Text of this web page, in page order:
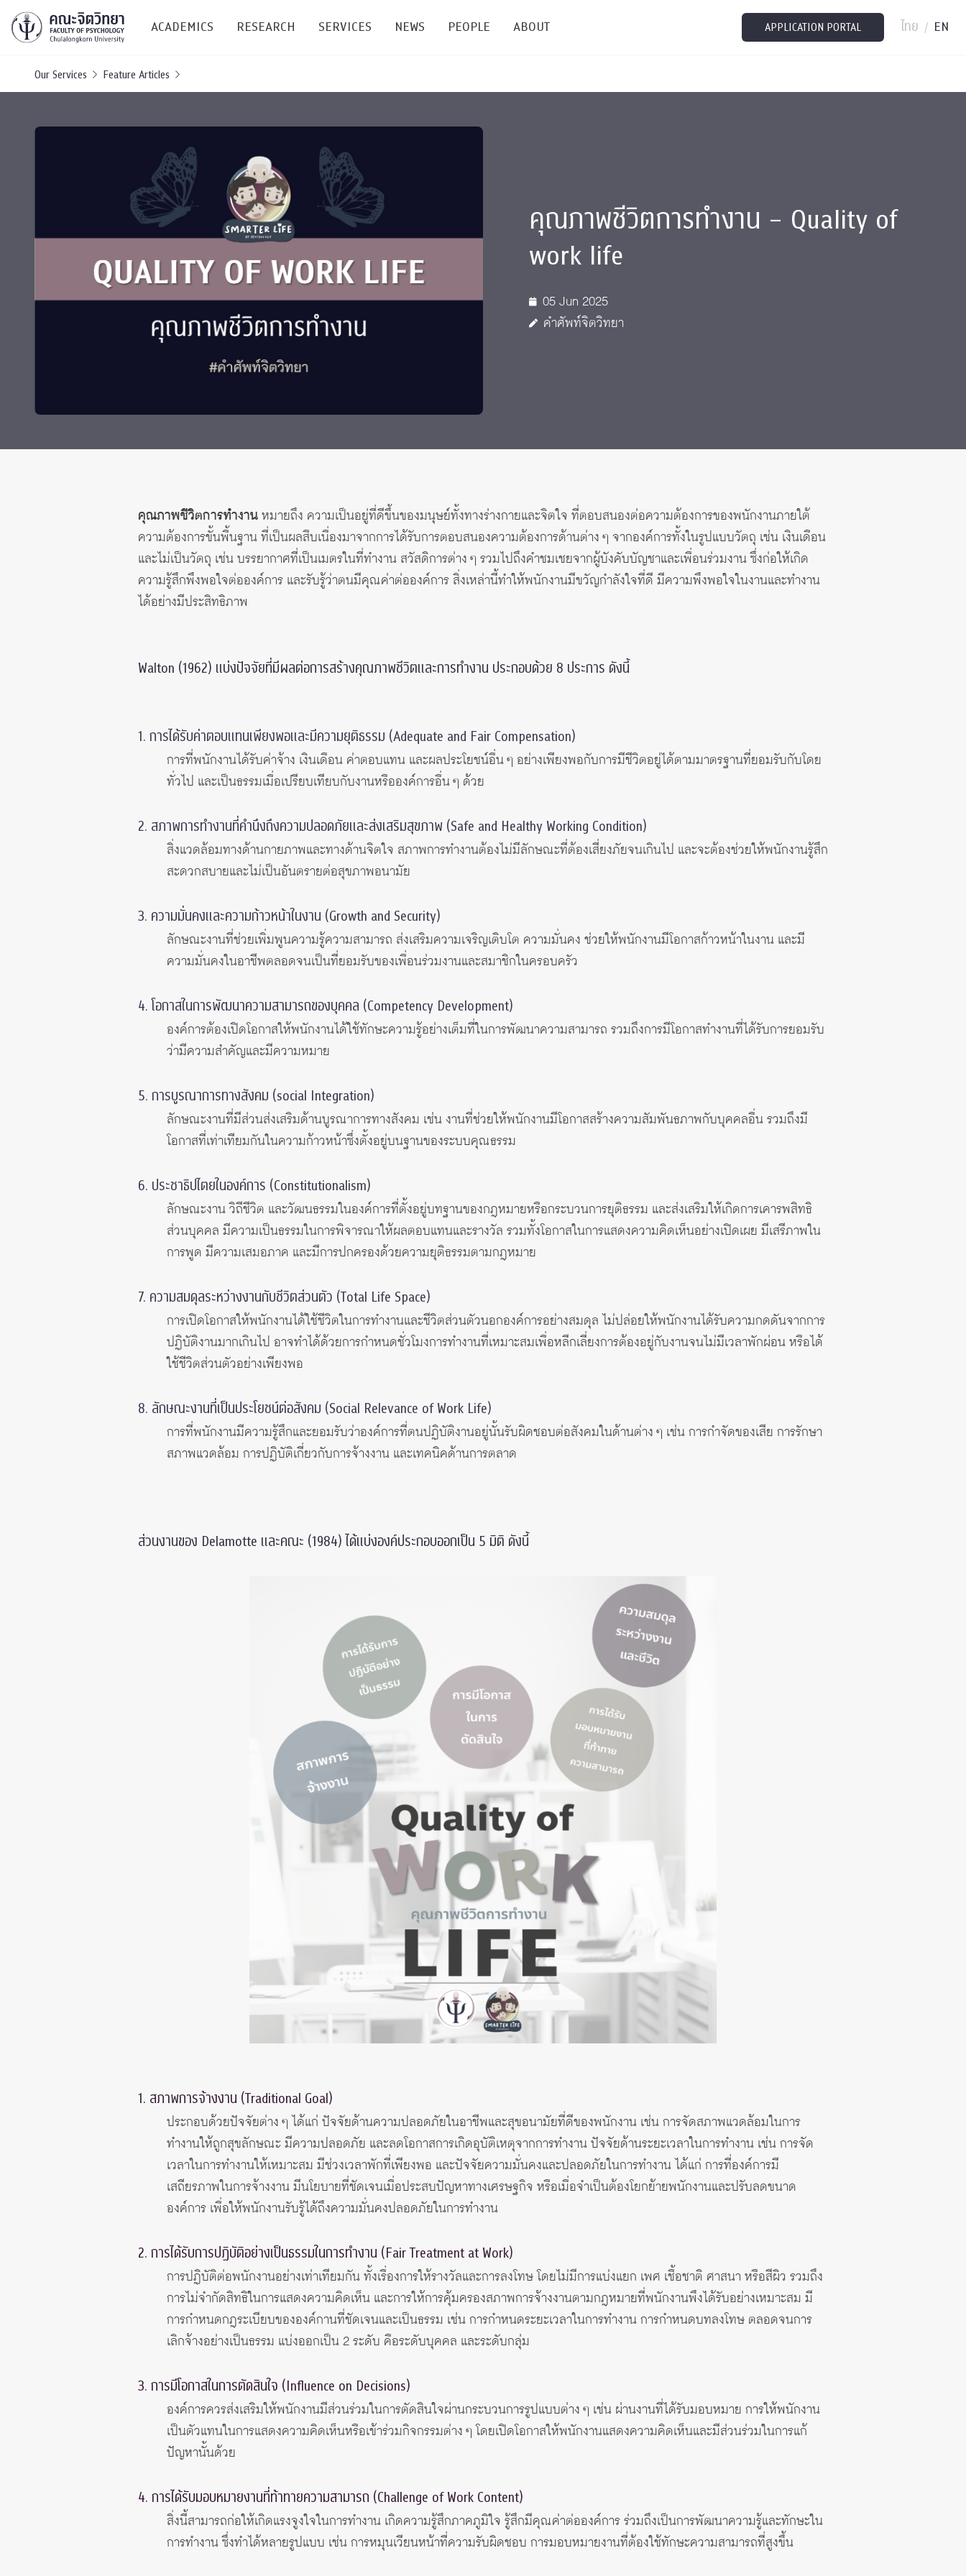
ACADEMICS
Undergraduate
Bachelor of Science
(B.Sc.)
Graduate
Master's and PhD
Current Students
RESEARCH
Research Publications
Conference
International Conference & Symposium
TICP 2023
SSBW Activities
Grants and Awards
SERVICES
PSY Stats Clinic
Wellness Center
Psychological Center for Effective Organization
Life Di
CU Radio
NEWS
Events & Announcement
Jobs
PEOPLE
Staffs
ABOUT
Annual Reports
Contact Us
Intranet
APPLICATION PORTAL ไทย / EN
Our Services Feature Articles
คุณภาพชีวิตการทำงาน – Quality of
work life
05 Jun 2025
คำศัพท์จิตวิทยา
คุณภาพชีวิตการทำงานหมายถึง ความเป็นอยู่ที่ดีขึ้นของมนุษย์ทั้งทางร่างกายและจิตใจ ที่ตอบสนองต่อความต้องการของพนักงานภายใต้
ความต้องการขั้นพื้นฐาน ที่เป็นผลสืบเนื่องมาจากการได้รับการตอบสนองความต้องการด้านต่าง ๆ จากองค์การทั้งในรูปแบบวัตถุ เช่น เงินเดือน
และไม่เป็นวัตถุ เช่น บรรยากาศที่เป็นเมตรในที่ทำงาน สวัสดิการต่าง ๆ รวมไปถึงคำชมเชยจากผู้บังคับบัญชาและเพื่อนร่วมงาน ซึ่งก่อให้เกิด
ความรู้สึกพึงพอใจต่อองค์การ และรับรู้ว่าตนมีคุณค่าต่อองค์การ สิ่งเหล่านี้ทำให้พนักงานมีขวัญกำลังใจที่ดี มีความพึงพอใจในงานและทำงาน
ได้อย่างมีประสิทธิภาพ
Walton (1962) แบ่งปัจจัยที่มีผลต่อการสร้างคุณภาพชีวิตและการทำงาน ประกอบด้วย 8 ประการ ดังนี้
1. การได้รับค่าตอบแทนเพียงพอและมีความยุติธรรม (Adequate and Fair Compensation)
การที่พนักงานได้รับค่าจ้าง เงินเดือน ค่าตอบแทน และผลประโยชน์อื่น ๆ อย่างเพียงพอกับการมีชีวิตอยู่ได้ตามมาตรฐานที่ยอมรับกับโดย
ทั่วไป และเป็นธรรมเมื่อเปรียบเทียบกับงานหรือองค์การอื่น ๆ ด้วย
2. สภาพการทำงานที่คำนึงถึงความปลอดภัยและส่งเสริมสุขภาพ (Safe and Healthy Working Condition)
สิ่งแวดล้อมทางด้านกายภาพและทางด้านจิตใจ สภาพการทำงานต้องไม่มีลักษณะที่ต้องเสี่ยงภัยจนเกินไป และจะต้องช่วยให้พนักงานรู้สึก
สะดวกสบายและไม่เป็นอันตรายต่อสุขภาพอนามัย
3. ความมั่นคงและความก้าวหน้าในงาน (Growth and Security)
ลักษณะงานที่ช่วยเพิ่มพูนความรู้ความสามารถ ส่งเสริมความเจริญเติบโต ความมั่นคง ช่วยให้พนักงานมีโอกาสก้าวหน้าในงาน และมี
ความมั่นคงในอาชีพตลอดจนเป็นที่ยอมรับของเพื่อนร่วมงานและสมาชิกในครอบครัว
4. โอกาสในการพัฒนาความสามารถของบุคคล (Competency Development)
องค์การต้องเปิดโอกาสให้พนักงานได้ใช้ทักษะความรู้อย่างเต็มที่ในการพัฒนาความสามารถ รวมถึงการมีโอกาสทำงานที่ได้รับการยอมรับ
ว่ามีความสำคัญและมีความหมาย
5. การบูรณาการทางสังคม (social Integration)
ลักษณะงานที่มีส่วนส่งเสริมด้านบูรณาการทางสังคม เช่น งานที่ช่วยให้พนักงานมีโอกาสสร้างความสัมพันธภาพกับบุคคลอื่น รวมถึงมี
โอกาสที่เท่าเทียมกันในความก้าวหน้าซึ่งตั้งอยู่บนฐานของระบบคุณธรรม
6. ประชาธิปไตยในองค์การ (Constitutionalism)
ลักษณะงาน วิถีชีวิต และวัฒนธรรมในองค์การที่ตั้งอยู่บทฐานของกฎหมายหรือกระบวนการยุติธรรม และส่งเสริมให้เกิดการเคารพสิทธิ
ส่วนบุคคล มีความเป็นธรรมในการพิจารณาให้ผลตอบแทนและรางวัล รวมทั้งโอกาสในการแสดงความคิดเห็นอย่างเปิดเผย มีเสรีภาพใน
การพูด มีความเสมอภาค และมีการปกครองด้วยความยุติธรรมตามกฎหมาย
7. ความสมดุลระหว่างงานกับชีวิตส่วนตัว (Total Life Space)
การเปิดโอกาสให้พนักงานได้ใช้ชีวิตในการทำงานและชีวิตส่วนตัวนอกองค์การอย่างสมดุล ไม่ปล่อยให้พนักงานได้รับความกดดันจากการ
ปฏิบัติงานมากเกินไป อาจทำได้ด้วยการกำหนดชั่วโมงการทำงานที่เหมาะสมเพื่อหลีกเลี่ยงการต้องอยู่กับงานจนไม่มีเวลาพักผ่อน หรือได้
ใช้ชีวิตส่วนตัวอย่างเพียงพอ
8. ลักษณะงานที่เป็นประโยชน์ต่อสังคม (Social Relevance of Work Life)
การที่พนักงานมีความรู้สึกและยอมรับว่าองค์การที่ตนปฏิบัติงานอยู่นั้นรับผิดชอบต่อสังคมในด้านต่าง ๆ เช่น การกำจัดของเสีย การรักษา
สภาพแวดล้อม การปฏิบัติเกี่ยวกับการจ้างงาน และเทคนิคด้านการตลาด
ส่วนงานของ Delamotte และคณะ (1984) ได้แบ่งองค์ประกอบออกเป็น 5 มิติ ดังนี้
1. สภาพการจ้างงาน (Traditional Goal)
ประกอบด้วยปัจจัยต่าง ๆ ได้แก่ ปัจจัยด้านความปลอดภัยในอาชีพและสุขอนามัยที่ดีของพนักงาน เช่น การจัดสภาพแวดล้อมในการ
ทำงานให้ถูกสุขลักษณะ มีความปลอดภัย และลดโอกาสการเกิดอุบัติเหตุจากการทำงาน ปัจจัยด้านระยะเวลาในการทำงาน เช่น การจัด
เวลาในการทำงานให้เหมาะสม มีช่วงเวลาพักที่เพียงพอ และปัจจัยความมั่นคงและปลอดภัยในการทำงาน ได้แก่ การที่องค์การมี
เสถียรภาพในการจ้างงาน มีนโยบายที่ชัดเจนเมื่อประสบปัญหาทางเศรษฐกิจ หรือเมื่อจำเป็นต้องโยกย้ายพนักงานและปรับลดขนาด
องค์การ เพื่อให้พนักงานรับรู้ได้ถึงความมั่นคงปลอดภัยในการทำงาน
2. การได้รับการปฏิบัติอย่างเป็นธรรมในการทำงาน (Fair Treatment at Work)
การปฏิบัติต่อพนักงานอย่างเท่าเทียมกัน ทั้งเรื่องการให้รางวัลและการลงโทษ โดยไม่มีการแบ่งแยก เพศ เชื้อชาติ ศาสนา หรือสีผิว รวมถึง
การไม่จำกัดสิทธิในการแสดงความคิดเห็น และการให้การคุ้มครองสภาพการจ้างงานตามกฎหมายที่พนักงานพึงได้รับอย่างเหมาะสม มี
การกำหนดกฎระเบียบขององค์กานที่ชัดเจนและเป็นธรรม เช่น การกำหนดระยะเวลาในการทำงาน การกำหนดบทลงโทษ ตลอดจนการ
เลิกจ้างอย่างเป็นธรรม แบ่งออกเป็น 2 ระดับ คือระดับบุคคล และระดับกลุ่ม
3. การมีโอกาสในการตัดสินใจ (Influence on Decisions)
องค์การควรส่งเสริมให้พนักงานมีส่วนร่วมในการตัดสินใจผ่านกระบวนการรูปแบบต่าง ๆ เช่น ผ่านงานที่ได้รับมอบหมาย การให้พนักงาน
เป็นตัวแทนในการแสดงความคิดเห็นหรือเข้าร่วมกิจกรรมต่าง ๆ โดยเปิดโอกาสให้พนักงานแสดงความคิดเห็นและมีส่วนร่วมในการแก้
ปัญหานั้นด้วย
4. การได้รับมอบหมายงานที่ท้าทายความสามารถ (Challenge of Work Content)
สิ่งนี้สามารถก่อให้เกิดแรงจูงใจในการทำงาน เกิดความรู้สึกภาคภูมิใจ รู้สึกมีคุณค่าต่อองค์การ ร่วมถึงเป็นการพัฒนาความรู้และทักษะใน
การทำงาน ซึ่งทำได้หลายรูปแบบ เช่น การหมุนเวียนหน้าที่ความรับผิดชอบ การมอบหมายงานที่ต้องใช้ทักษะความสามารถที่สูงขึ้น